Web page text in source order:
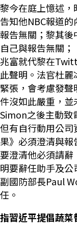
黎今在庭上憶述
告知他NBC報道
報告無關；黎其
自己與報告無關
兆富就代黎在
此聲明。法官杜
緊張，會考慮發
件沒如此嚴重，
Simon之後主動致
但有自行動用公
果》必須澄清與
要澄清他必須請
明要辭任助手及
副國防部長Paul
任。
指習近平提倡蔬菜